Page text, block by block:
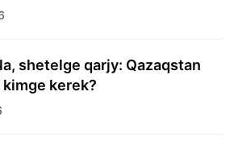
shetelge qarjy: Qazaqstan
kerek?